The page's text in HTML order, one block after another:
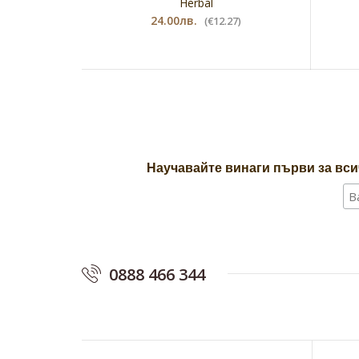
24.00лв. (€12.27)
Научавайте винаги първи за
0888 466 344